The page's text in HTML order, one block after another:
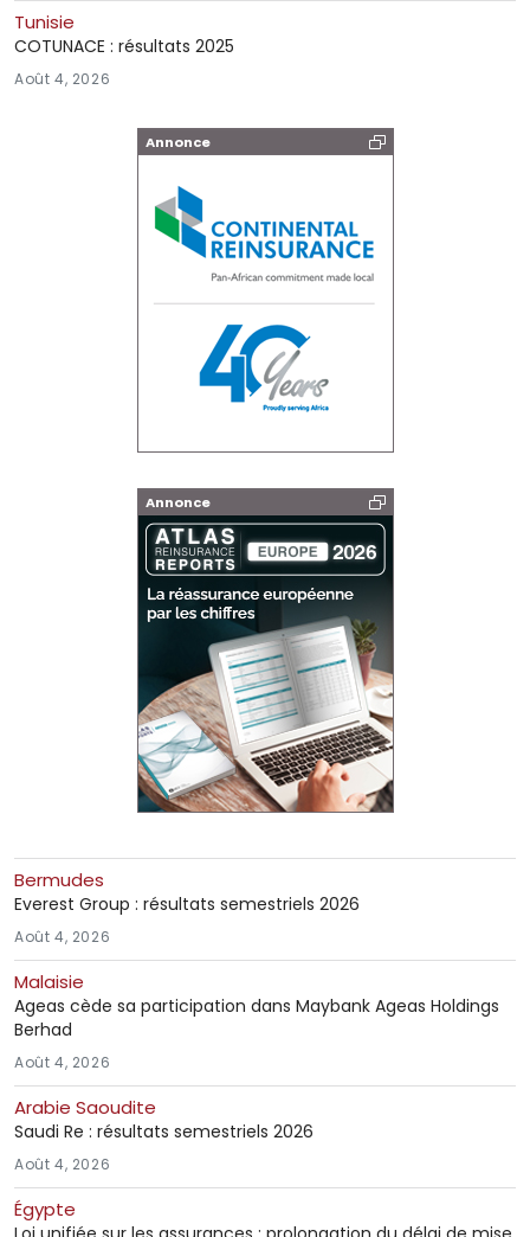
Tunisie
COTUNACE : résultats 2025
Août 4, 2026
Annonce
Annonce
Bermudes
Everest Group : résultats semestriels 2026
Août 4, 2026
Malaisie
Ageas cède sa participation dans Maybank Ageas Holdings
Berhad
Août 4, 2026
Arabie Saoudite
Saudi Re : résultats semestriels 2026
Août 4, 2026
Égypte